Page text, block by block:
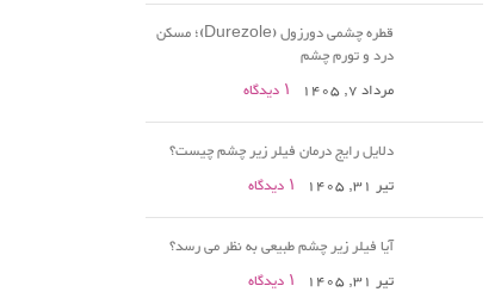
قطره چشمی دورزول (Durezole)؛ مسکن
درد و تورم چشم
مرداد 7, 1405
۱ دیدگاه
دلایل رایج درمان فیلر زیر چشم چیست؟
تیر 31, 1405
۱ دیدگاه
آیا فیلر زیر چشم طبیعی به نظر می رسد؟
تیر 31, 1405
۱ دیدگاه